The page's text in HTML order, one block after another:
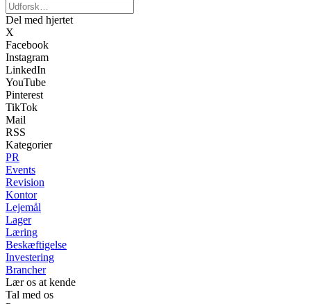
Del med hjertet
X
Facebook
Instagram
LinkedIn
YouTube
Pinterest
TikTok
Mail
RSS
Kategorier
PR
Events
Revision
Kontor
Lejemål
Lager
Læring
Beskæftigelse
Investering
Brancher
Lær os at kende
Tal med os